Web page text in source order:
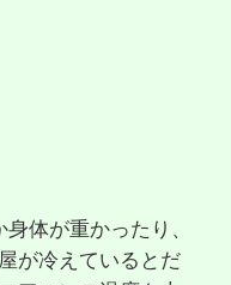
体が重かったり、
が冷えているとだ